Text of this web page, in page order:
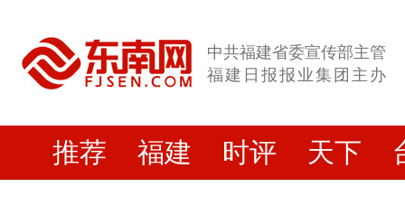
中共福建省委宣传部主管
福建日报报业集团主办
推荐 福建 时评 天下